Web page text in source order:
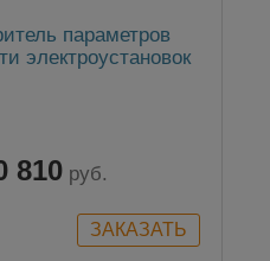
параметров
электроустановок
810 руб.